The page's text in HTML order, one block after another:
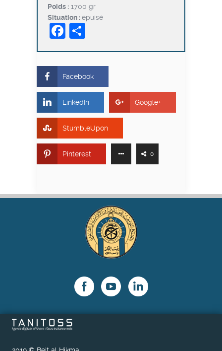
Poids : 1700 gr
Situation :épuisé
Facebook
Facebook
LinkedIn Google+
StumbleUpon
Pinterest 0